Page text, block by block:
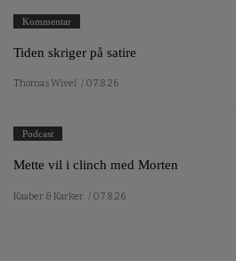
Kommentar
Tiden skriger på satire
Thomas Wivel / 07.8.26
Podcast
Mette vil i clinch med Morten
Kaaber & Karker / 07.8.26